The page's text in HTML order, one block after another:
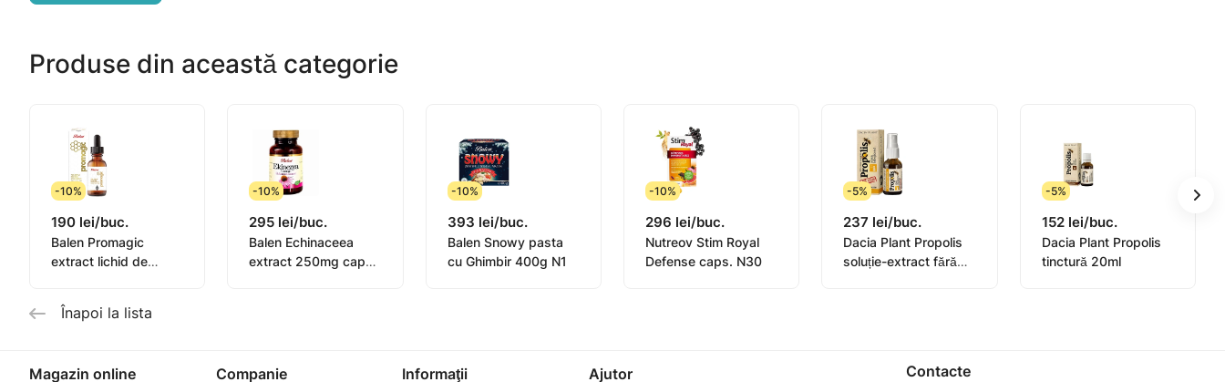
Precum și semințele de chimen negru,kubeba,galangal
Produse din această categorie
-10%
190 lei/buc.
Balen Promagic
extract lichid de
-10%
295 lei/buc.
Balen Echinaceea
extract 250mg caps.
-10%
393 lei/buc.
Balen Snowy pasta
cu Ghimbir 400g N1
-10%
296 lei/buc.
Nutreov Stim Royal
Defense caps. N30
-5%
237 lei/buc.
Dacia Plant Propolis
soluție-extract fără
-5%
152 lei/buc.
Dacia Plant Propolis
tinctură 20ml
Înapoi la lista
Magazin online Companie Informaţii Ajutor Contacte